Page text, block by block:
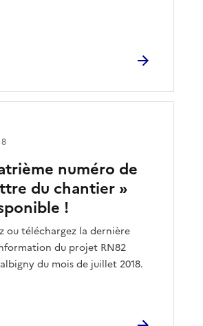
numéro de
du chantier »
!
ou téléchargez la dernière
du projet RN82
du mois de juillet 2018.